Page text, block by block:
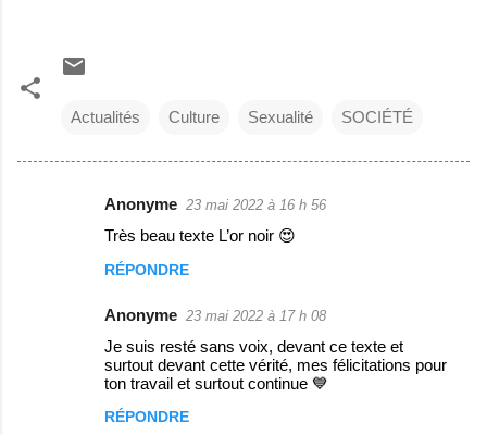
Actualités Culture Sexualité SOCIÉTÉ
Anonyme 23 mai 2022 à 16 h 56
Très beau texte L’or noir 😍
RÉPONDRE
Anonyme 23 mai 2022 à 17 h 08
Je suis resté sans voix, devant ce texte et
surtout devant cette vérité, mes félicitations pour
ton travail et surtout continue 💙
RÉPONDRE